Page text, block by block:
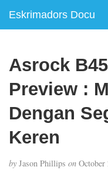
Eskrimadors Docu
Asrock
Preview :
Dengan
Keren
by Jason Phillips on October